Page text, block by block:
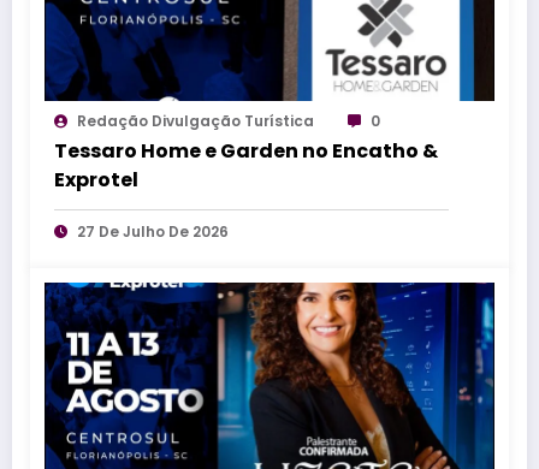
Redação Divulgação Turística 0
Tessaro Home e Garden no Encatho &
Exprotel
27 De Julho De 2026